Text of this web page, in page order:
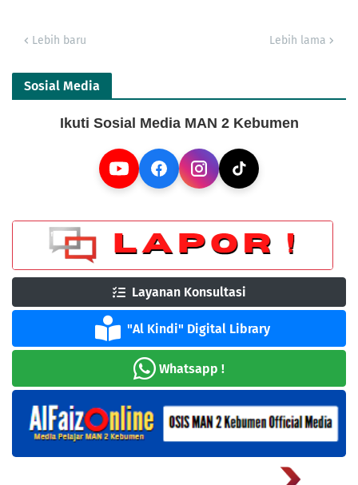
Lebih baru Lebih lama
Sosial Media
Ikuti Sosial Media MAN 2 Kebumen
Layanan Konsultasi
"Al Kindi" Digital Library
Whatsapp !